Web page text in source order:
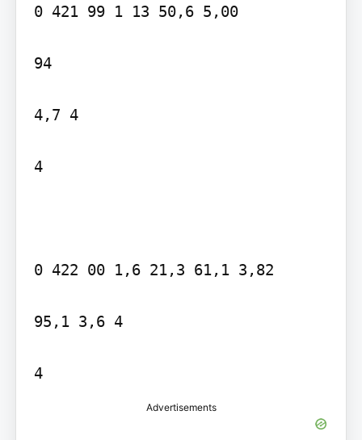
0 421 99 1 13 50,6 5,00
94
4,7 4
4
0 422 00 1,6 21,3 61,1 3,82
95,1 3,6 4
4
Advertisements